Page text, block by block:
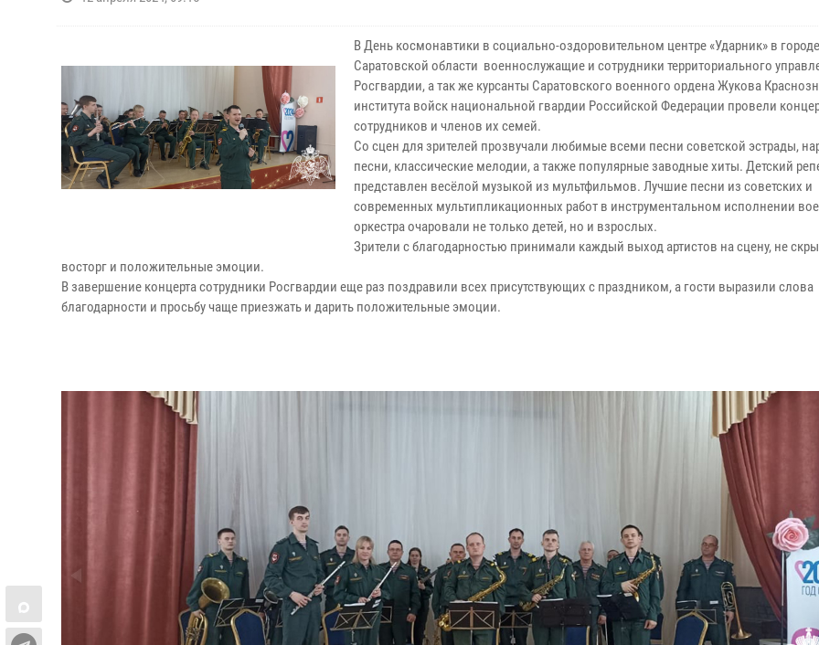
В День космонавтики в социально-оздоровительном центре «Ударник» в
Саратовской области военнослужащие и сотрудники территориального
Росгвардии, а так же курсанты Саратовского военного ордена Жукова
института войск национальной гвардии Российской Федерации провели
сотрудников и членов их семей.
Со сцен для зрителей прозвучали любимые всеми песни советской эстрады,
песни, классические мелодии, а также популярные заводные хиты. Детский
представлен весёлой музыкой из мультфильмов. Лучшие песни из советских и
современных мультипликационных работ в инструментальном исполнении
оркестра очаровали не только детей, но и взрослых.
Зрители с благодарностью принимали каждый выход артистов на сцену, не
восторг и положительные эмоции.
В завершение концерта сотрудники Росгвардии еще раз поздравили всех присутствующих с праздником, а гости выразили слова
благодарности и просьбу чаще приезжать и дарить положительные эмоции.